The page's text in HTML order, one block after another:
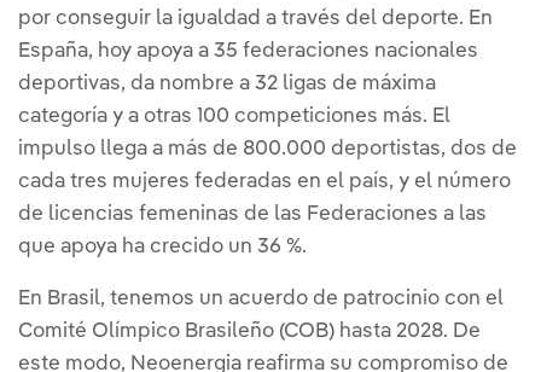
por conseguir la igualdad a través del deporte. En
España, hoy apoya a 35 federaciones nacionales
deportivas, da nombre a 32 ligas de máxima
categoría y a otras 100 competiciones más. El
impulso llega a más de 800.000 deportistas, dos de
cada tres mujeres federadas en el país, y el número
de licencias femeninas de las Federaciones a las
que apoya ha crecido un 36 %.
En Brasil, tenemos un acuerdo de patrocinio con el
Comité Olímpico Brasileño (COB) hasta 2028. De
este modo, Neoenergia reafirma su compromiso de